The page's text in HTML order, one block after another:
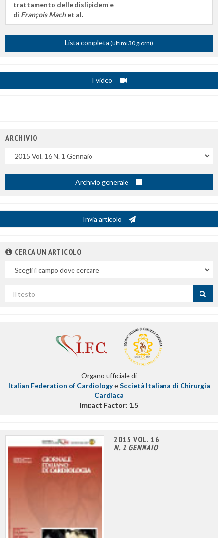
trattamento delle dislipidemie
di François Machet al.
Lista completa (ultimi 30 giorni)
I video
ARCHIVIO
Archivio generale
Invia articolo
CERCA UN ARTICOLO
campo
per
Organo ufficiale di
Italian Federation of CardiologyeSocietà Italiana di Chirurgia
Cardiaca
Impact Factor: 1.5
2015 VOL. 16
N. 1 GENNAIO